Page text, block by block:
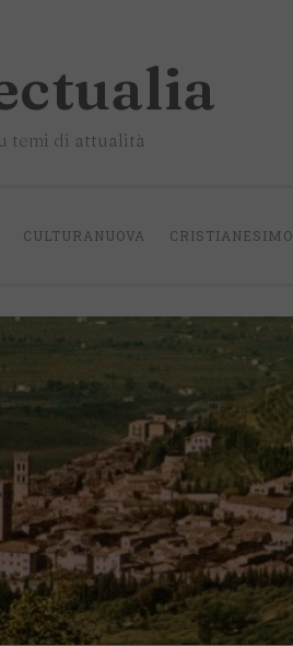
temi di attualità
CULTURANUOVA CRISTIANESIMO